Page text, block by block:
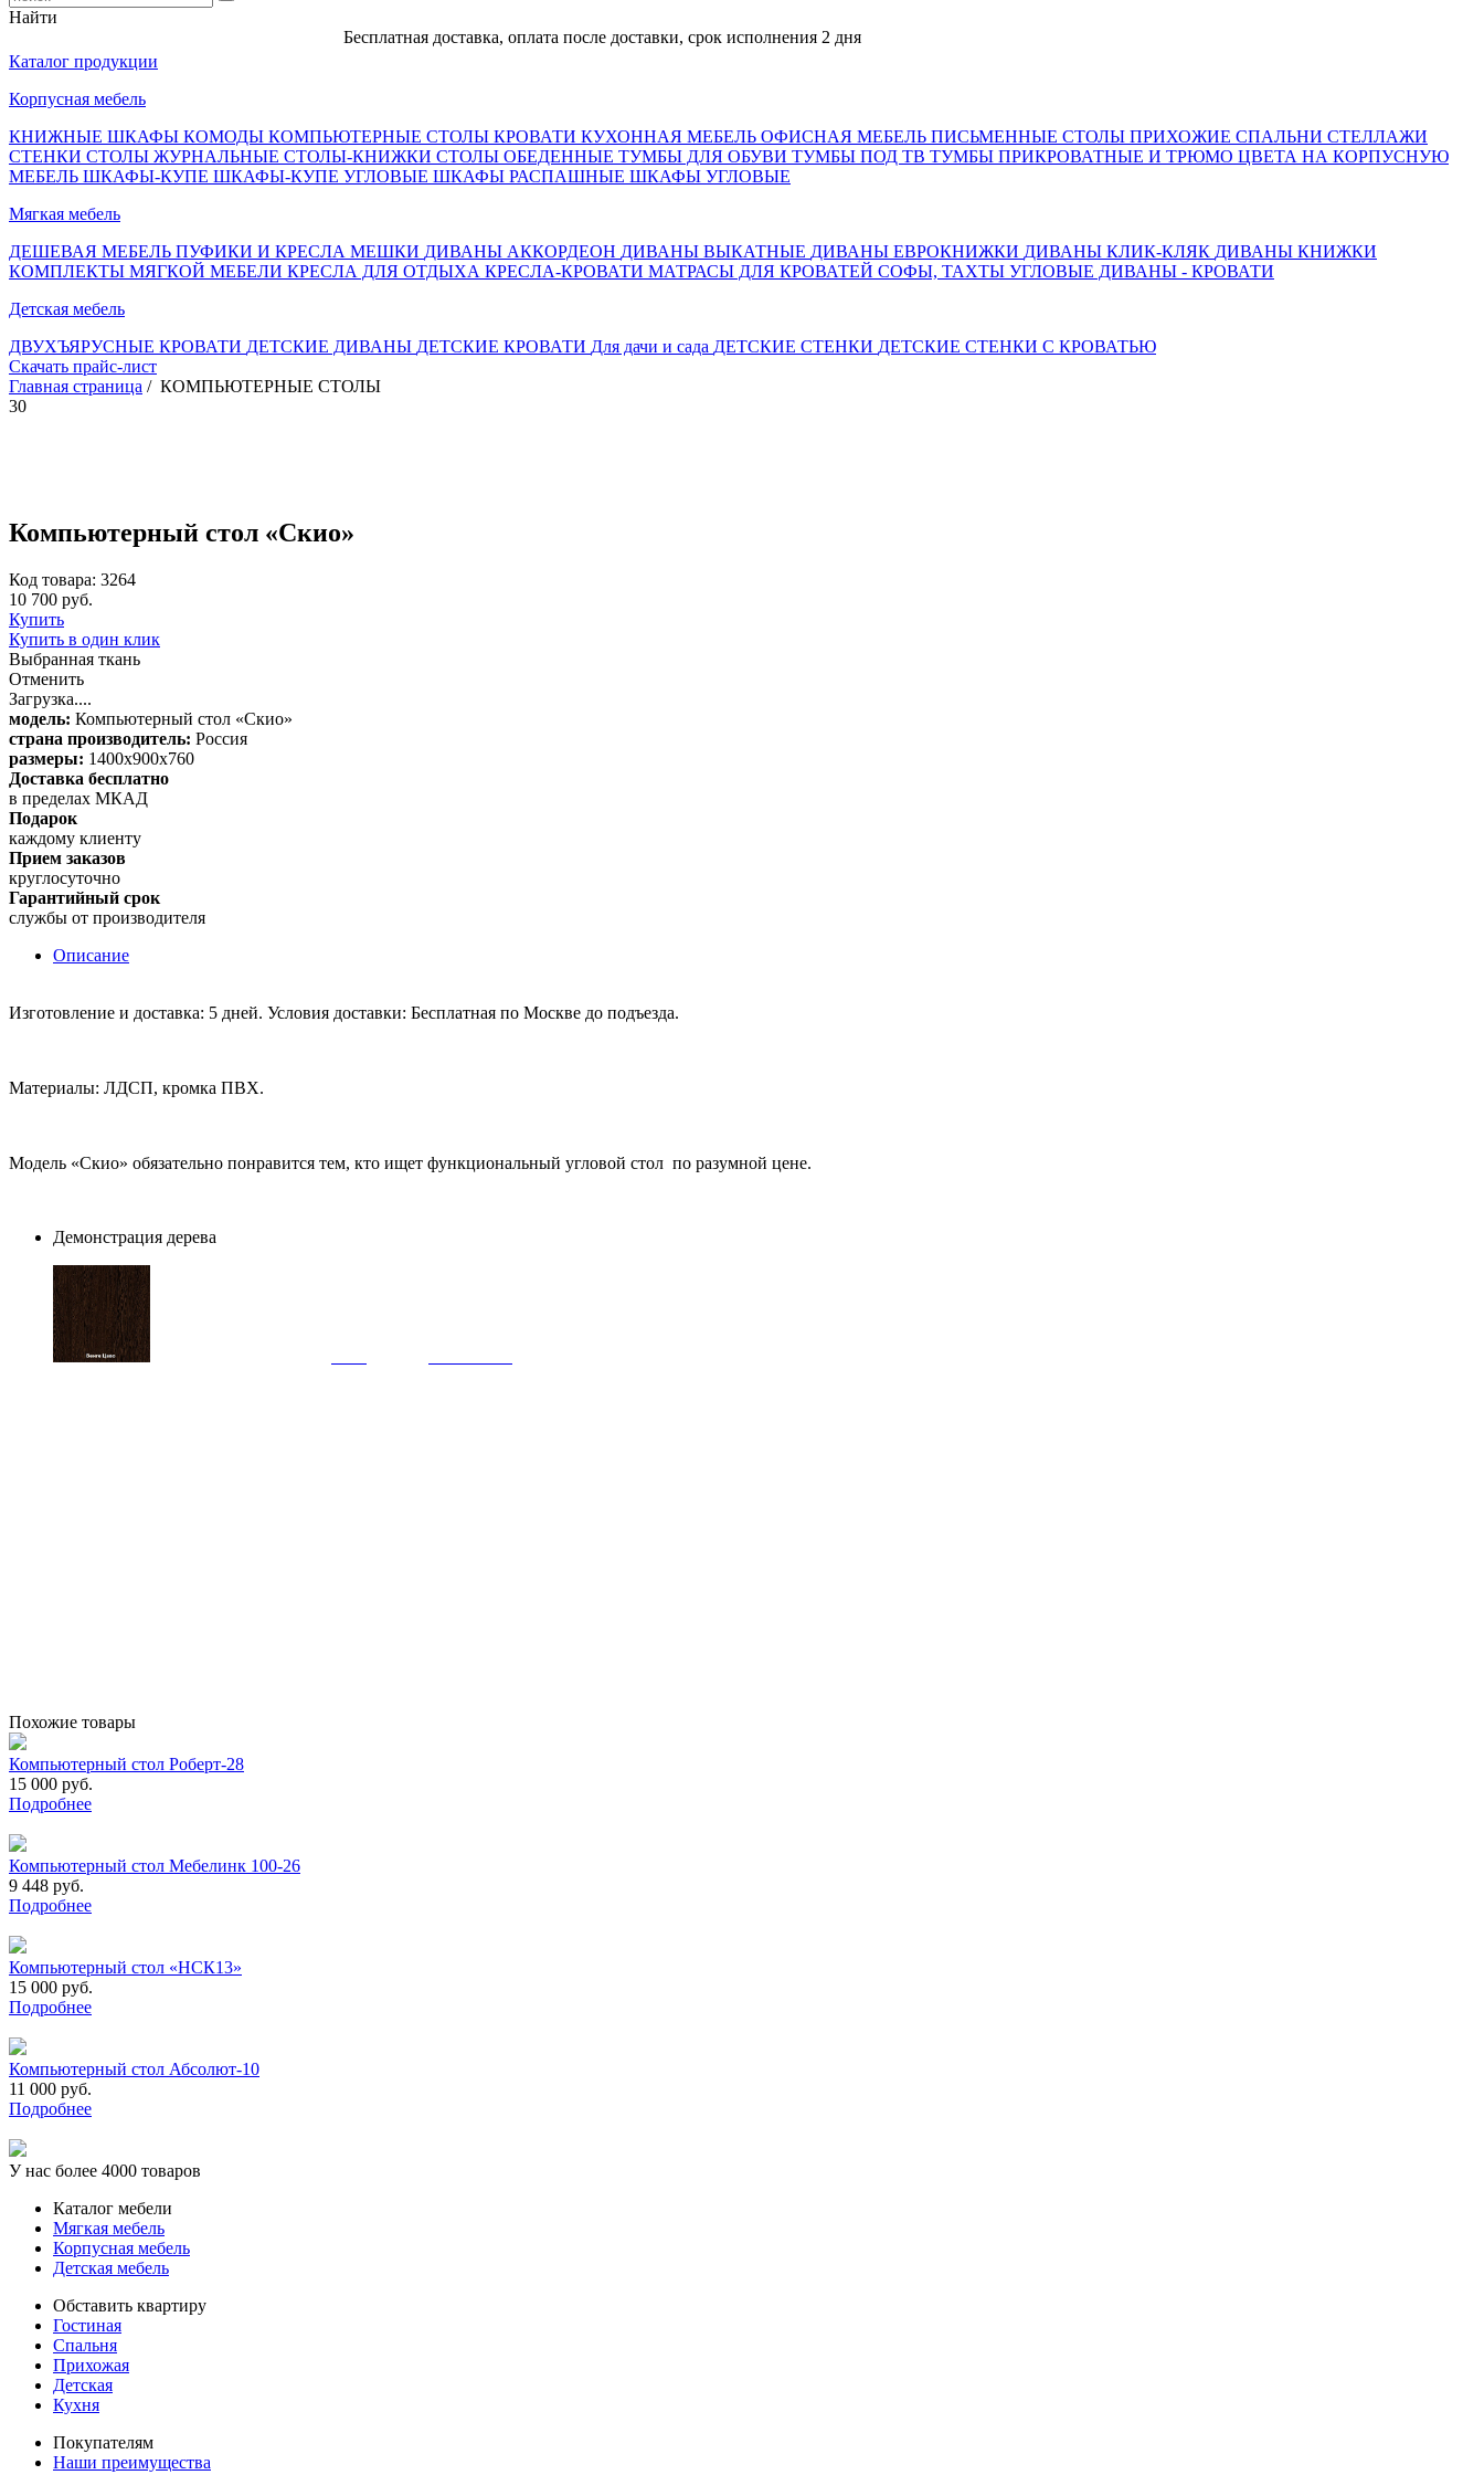
Найти
Бесплатная доставка, оплата после доставки, срок исполнения 2 дня
Каталог продукции
Корпусная мебель
КНИЖНЫЕ ШКАФЫ КОМОДЫ КОМПЬЮТЕРНЫЕ СТОЛЫ КРОВАТИ КУХОННАЯ МЕБЕЛЬ ОФИСНАЯ МЕБЕЛЬ ПИСЬМЕННЫЕ СТОЛЫ ПРИХОЖИЕ СПАЛЬНИ СТЕЛЛАЖИ
СТЕНКИ СТОЛЫ ЖУРНАЛЬНЫЕ СТОЛЫ-КНИЖКИ СТОЛЫ ОБЕДЕННЫЕ ТУМБЫ ДЛЯ ОБУВИ ТУМБЫ ПОД ТВ ТУМБЫ ПРИКРОВАТНЫЕ И ТРЮМО ЦВЕТА НА КОРПУСНУЮ
МЕБЕЛЬ ШКАФЫ-КУПЕ ШКАФЫ-КУПЕ УГЛОВЫЕ ШКАФЫ РАСПАШНЫЕ ШКАФЫ УГЛОВЫЕ
Мягкая мебель
ДЕШЕВАЯ МЕБЕЛЬ ПУФИКИ И КРЕСЛА МЕШКИ ДИВАНЫ АККОРДЕОН ДИВАНЫ ВЫКАТНЫЕ ДИВАНЫ ЕВРОКНИЖКИ ДИВАНЫ КЛИК-КЛЯК ДИВАНЫ КНИЖКИ
КОМПЛЕКТЫ МЯГКОЙ МЕБЕЛИ КРЕСЛА ДЛЯ ОТДЫХА КРЕСЛА-КРОВАТИ МАТРАСЫ ДЛЯ КРОВАТЕЙ СОФЫ, ТАХТЫ УГЛОВЫЕ ДИВАНЫ - КРОВАТИ
Детская мебель
ДВУХЪЯРУСНЫЕ КРОВАТИ ДЕТСКИЕ ДИВАНЫ ДЕТСКИЕ КРОВАТИ Для дачи и сада ДЕТСКИЕ СТЕНКИ ДЕТСКИЕ СТЕНКИ С КРОВАТЬЮ
Скачать прайс-лист
Главная страница / КОМПЬЮТЕРНЫЕ СТОЛЫ
30
Компьютерный стол «Скио»
Код товара: 3264
10 700 руб.
Купить
Купить в один клик
Выбранная ткань
Отменить
Загрузка....
модель: Компьютерный стол «Скио»
страна производитель: Россия
размеры: 1400x900x760
Доставка бесплатно
в пределах МКАД
Подарок
каждому клиенту
Прием заказов
круглосуточно
Гарантийный срок
службы от производителя
Описание
Изготовление и доставка: 5 дней. Условия доставки: Бесплатная по Москве до подъезда.
Материалы: ЛДСП, кромка ПВХ.
Модель «Скио» обязательно понравится тем, кто ищет функциональный угловой стол по разумной цене.
Демонстрация дерева
Похожие товары
Компьютерный стол Роберт-28
15 000 руб.
Подробнее
Компьютерный стол Мебелинк 100-26
9 448 руб.
Подробнее
Компьютерный стол «НСК13»
15 000 руб.
Подробнее
Компьютерный стол Абсолют-10
11 000 руб.
Подробнее
У нас более 4000 товаров
Каталог мебели
Мягкая мебель
Корпусная мебель
Детская мебель
Обставить квартиру
Гостиная
Спальня
Прихожая
Детская
Кухня
Покупателям
Наши преимущества